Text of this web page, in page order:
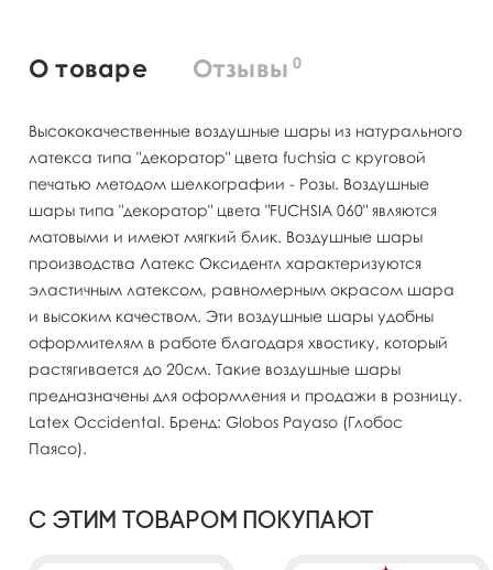
О товаре Отзывы 0
Высококачественные воздушные шары из натурального
латекса типа "декоратор" цвета fuchsia с круговой
печатью методом шелкографии - Розы. Воздушные
шары типа "декоратор" цвета "FUCHSIA 060" являются
матовыми и имеют мягкий блик. Воздушные шары
производства Латекс Оксидентл характеризуются
эластичным латексом, равномерным окрасом шара
и высоким качеством. Эти воздушные шары удобны
оформителям в работе благодаря хвостику, который
растягивается до 20см. Такие воздушные шары
предназначены для оформления и продажи в розницу.
Latex Occidental. Бренд: Globos Payaso (Глобос
Паясо).
С этим товаром покупают